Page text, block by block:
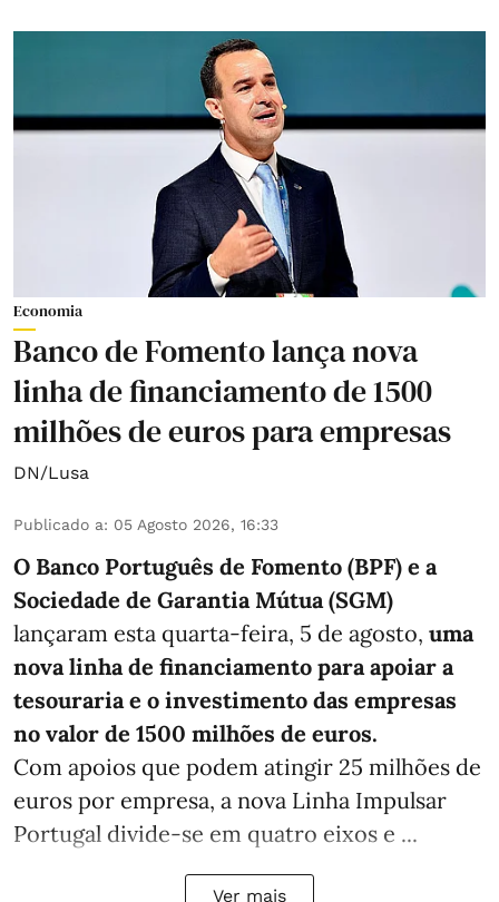
Economia
Banco de Fomento lança nova
linha de financiamento de 1500
milhões de euros para empresas
DN/Lusa
Publicado a: 05 Agosto 2026, 16:33
O Banco Português de Fomento (BPF) e a
Sociedade de Garantia Mútua (SGM)
lançaram esta quarta-feira, 5 de agosto, uma
nova linha de financiamento para apoiar a
tesouraria e o investimento das empresas
no valor de 1500 milhões de euros.
Com apoios que podem atingir 25 milhões de
euros por empresa, a nova Linha Impulsar
Portugal divide-se em quatro eixos e ...
Ver mais